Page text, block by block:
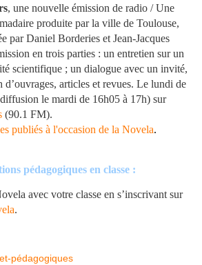
, une nouvelle émission de radio / Une
produite par la ville de Toulouse,
par Daniel Borderies et Jean-Jacques
en trois parties : un entretien sur un
scientifique ; un dialogue avec un invité,
d’ouvrages, articles et revues. Le lundi de
le mardi de 16h05 à 17h) sur
(90.1 FM).
publiés à l'occasion de la Novela.
pédagogiques en classe :
avec votre classe en s’inscrivant sur
.
pédagogiques